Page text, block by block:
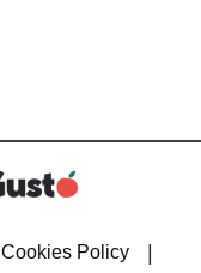
Cookies Policy |